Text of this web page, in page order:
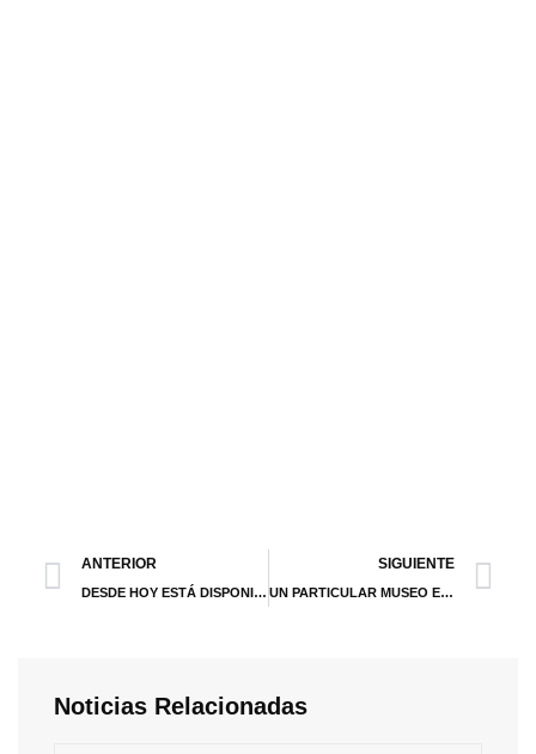
ANTERIOR
DESDE HOY ESTÁ DISPONIBLE LA PRE-VENTA DE ENTRADAS PARA EL MOTOGP 2024
SIGUIENTE
UN PARTICULAR MUSEO EN PLENA CIUDAD
Noticias Relacionadas